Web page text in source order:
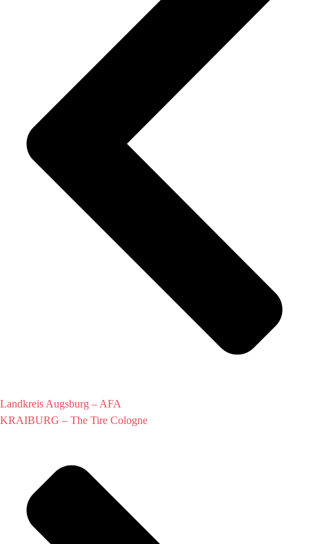
Landkreis Augsburg – AFA
KRAIBURG – The Tire Cologne